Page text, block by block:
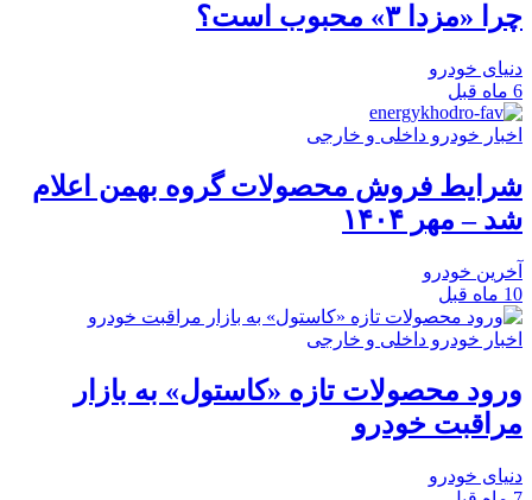
چرا «مزدا ۳» محبوب است؟
دنیای خودرو
6 ماه قبل
اخبار خودرو داخلی و خارجی
شرایط فروش محصولات گروه بهمن اعلام
شد – مهر ۱۴۰۴
آخرین خودرو
10 ماه قبل
اخبار خودرو داخلی و خارجی
ورود محصولات تازه «کاستول» به بازار
مراقبت خودرو
دنیای خودرو